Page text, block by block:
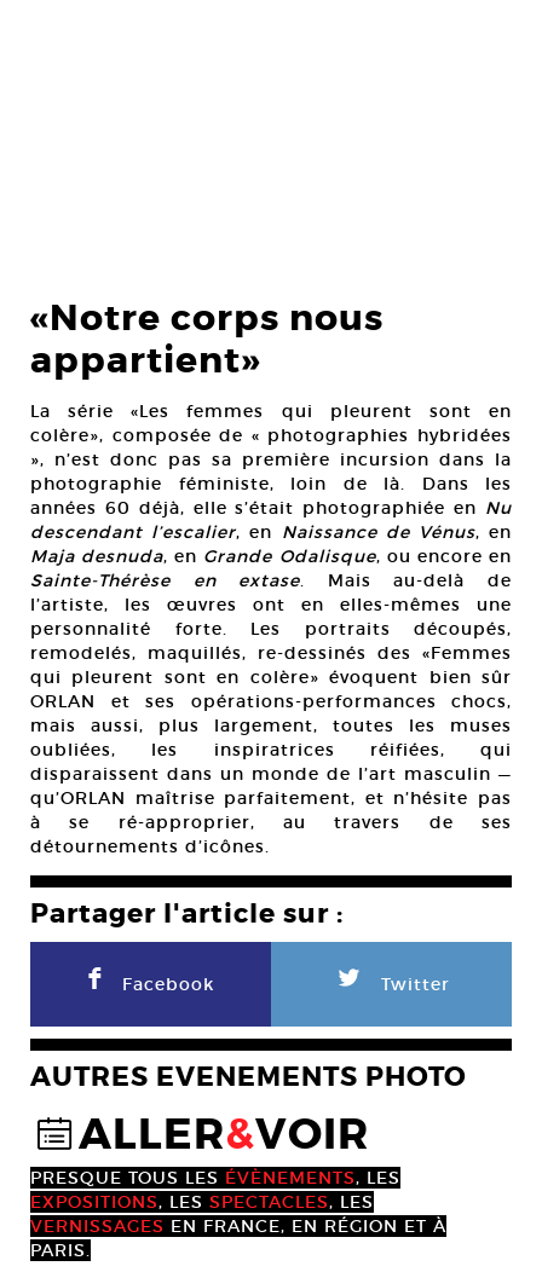
«Notre corps nous
appartient»
La série «Les femmes qui pleurent sont en
colère», composée de « photographies hybridées
», n’est donc pas sa première incursion dans la
photographie féministe, loin de là. Dans les
années 60 déjà, elle s’était photographiée en Nu
descendant l’escalier, en Naissance de Vénus, en
Maja desnuda, en Grande Odalisque, ou encore en
Sainte-Thérèse en extase . Mais au-delà de
l’artiste, les œuvres ont en elles-mêmes une
personnalité forte. Les portraits découpés,
remodelés, maquillés, re-dessinés des «Femmes
qui pleurent sont en colère» évoquent bien sûr
ORLAN et ses opérations-performances chocs,
mais aussi, plus largement, toutes les muses
oubliées, les inspiratrices réifiées, qui
disparaissent dans un monde de l’art masculin —
qu’ORLAN maîtrise parfaitement, et n’hésite pas
à se ré-approprier, au travers de ses
détournements d’icônes.
Partager l'article sur :
F Facebook L Twitter
AUTRES EVENEMENTS PHOTO
@ALLER&VOIR
PRESQUE TOUS LES ÉVÈNEMENTS, LES
EXPOSITIONS, LES SPECTACLES, LES
VERNISSAGES EN FRANCE, EN RÉGION ET À
PARIS.